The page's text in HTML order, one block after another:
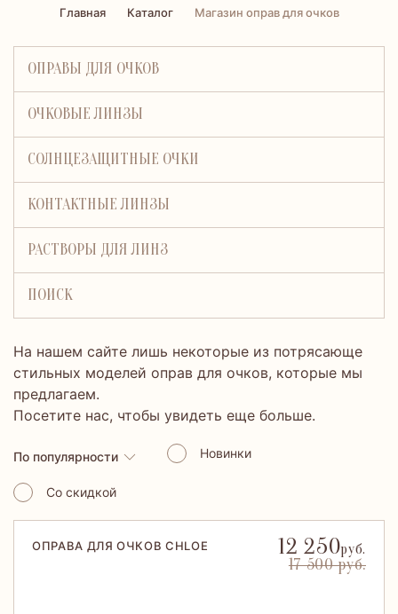
Главная Каталог Магазин оправ для очков
ОПРАВЫ ДЛЯ ОЧКОВ
ОЧКОВЫЕ ЛИНЗЫ
СОЛНЦЕЗАЩИТНЫЕ ОЧКИ
КОНТАКТНЫЕ ЛИНЗЫ
РАСТВОРЫ ДЛЯ ЛИНЗ
ПОИСК
На нашем сайте лишь некоторые из потрясающе
стильных моделей оправ для очков, которые мы
предлагаем.
Посетите нас, чтобы увидеть еще больше.
По популярности Новинки
Со скидкой
ОПРАВА ДЛЯ ОЧКОВ CHLOE 12 250руб.
17 500 руб.